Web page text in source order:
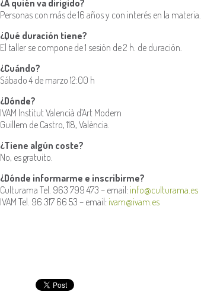
¿A quién va dirigido?
Personas con más de 16 años y con interés en la materia.
¿Qué duración tiene?
El taller se compone de 1 sesión de 2 h. de duración.
¿Cuándo?
Sábado 4 de marzo 12:00 h
¿Dónde?
IVAM Institut Valencià d’Art Modern
Guillem de Castro, 118, València.
¿Tiene algún coste?
No, es gratuito.
¿Dónde informarme e inscribirme?
Culturama Tel. 963 799 473 – email: info@culturama.es
IVAM Tel. 96 317 66 53 – email: ivam@ivam.es